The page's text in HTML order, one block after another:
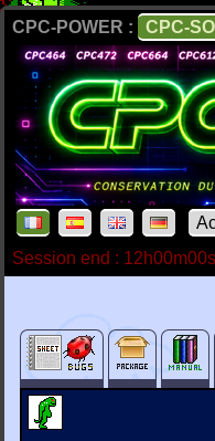
CPC-POWER : CPC-
Session end : 12h00m00s